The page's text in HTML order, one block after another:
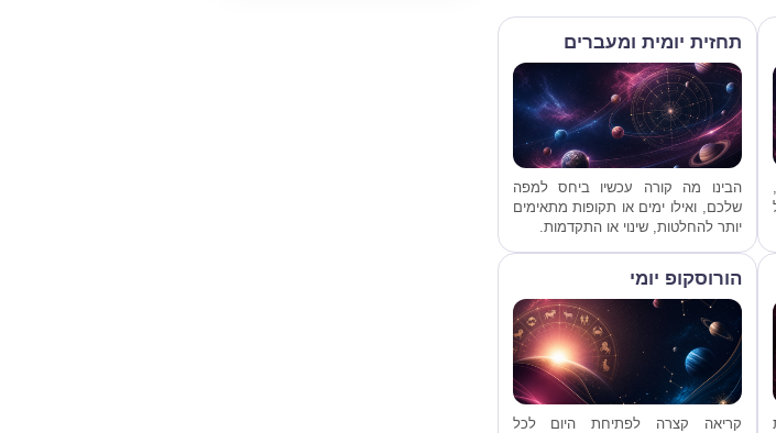
תחזית יומית ומעברים
הבינו מה קורה עכשיו ביחס למפה
שלכם, ואילו ימים או תקופות מתאימים
יותר להחלטות, שינוי או התקדמות.
הורוסקופ יומי
קריאה קצרה לפתיחת היום לכל